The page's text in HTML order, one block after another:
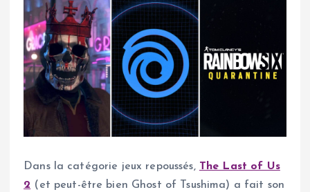
Dans la catégorie jeux repoussés, The Last of Us
2 (et peut-être bien Ghost of Tsushima) a fait son